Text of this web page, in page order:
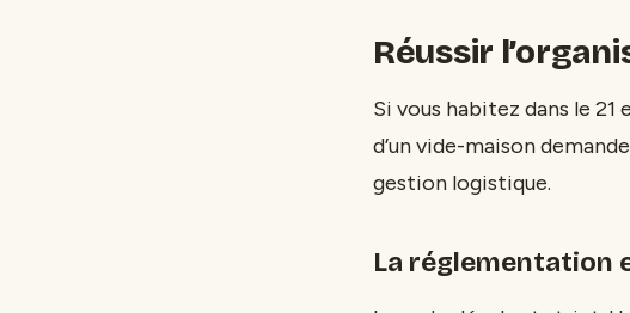
Réussir
Si vous habitez dans le
d’un vide-maison
gestion logistique.
La réglementation